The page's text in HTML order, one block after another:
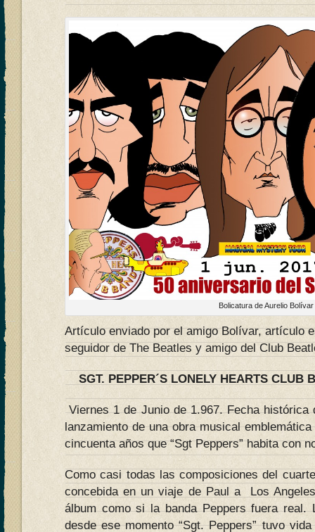
Bolicatura de Aurelio Bolívar
Artículo enviado por el amigo Bolívar, artículo
seguidor de The Beatles y amigo del Club
SGT. PEPPER´S LONELY HEARTS CLUB
Viernes 1 de Junio de 1.967. Fecha histórica
lanzamiento de una obra musical
cincuenta años que “Sgt Peppers” habita con
Como casi todas las composiciones del
concebida en un viaje de Paul a Los
álbum como si la banda Peppers fuera
desde ese momento “Sgt. Peppers” tuvo